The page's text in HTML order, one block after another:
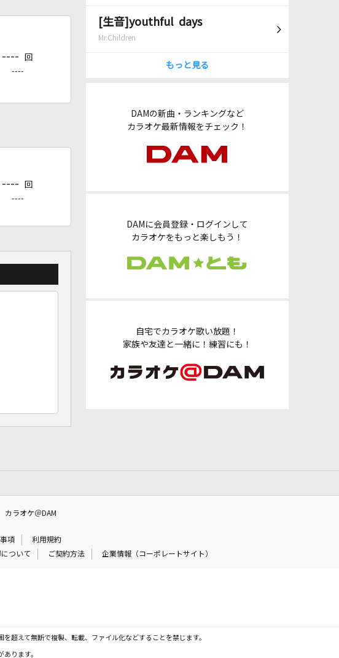
[生音]youthful days
Mr.Children
もっと見る
DAMの新曲・ランキングなど
カラオケ最新情報をチェック！
DAMに会員登録・ログインして
カラオケをもっと楽しもう！
自宅でカラオケ歌い放題！
家族や友達と一緒に！練習にも！
---- 回
----
---- 回
----
カラオケ＠DAM
項
利用規約
ついて ご契約方法 企業情報（コーポレートサイト）
超えて無断で複製、転載、ファイル化などすることを禁じます。
ります。